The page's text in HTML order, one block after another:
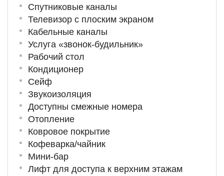
Спутниковые каналы
Телевизор с плоским экраном
Кабельные каналы
Услуга «звонок-будильник»
Рабочий стол
Кондиционер
Сейф
Звукоизоляция
Доступны смежные номера
Отопление
Ковровое покрытие
Кофеварка/чайник
Мини-бар
Лифт для доступа к верхним этажам